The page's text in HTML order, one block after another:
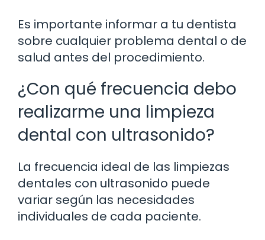
Es importante informar a tu dentista
sobre cualquier problema dental o de
salud antes del procedimiento.
¿Con qué frecuencia debo
realizarme una limpieza
dental con ultrasonido?
La frecuencia ideal de las limpiezas
dentales con ultrasonido puede
variar según las necesidades
individuales de cada paciente.